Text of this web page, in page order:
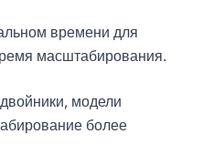
времени для
масштабирования.
модели
более